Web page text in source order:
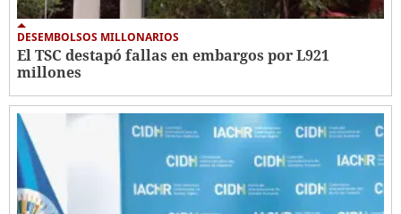
DESEMBOLSOS MILLONARIOS
El TSC destapó fallas en embargos por L921
millones